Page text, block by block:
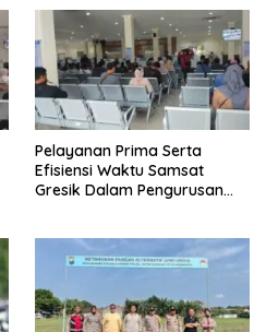
Pelayanan Prima Serta
Efisiensi Waktu Samsat
Gresik Dalam Pengurusan